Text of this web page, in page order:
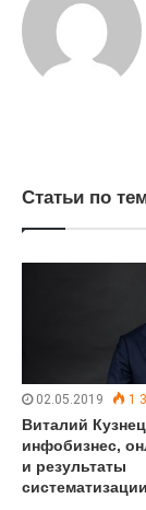
Статьи по
02.05.2019 1
Виталий
инфобизнес,
и результаты